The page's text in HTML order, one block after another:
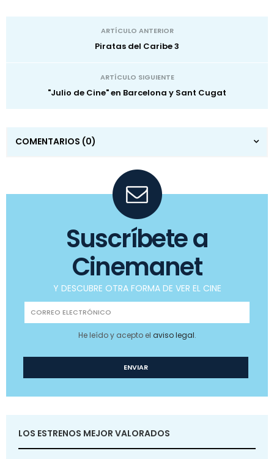
ARTÍCULO ANTERIOR
Piratas del Caribe 3
ARTÍCULO SIGUIENTE
"Julio de Cine" en Barcelona y Sant Cugat
COMENTARIOS (0)
Suscríbete a
Cinemanet
Y DESCUBRE OTRA FORMA DE VER EL CINE
He leído y acepto el aviso legal.
LOS ESTRENOS MEJOR VALORADOS